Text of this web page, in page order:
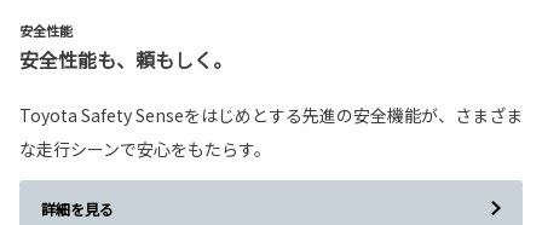
安全性能
安全性能も、頼もしく。
Toyota Safety Senseをはじめとする先進の安全機能が、さまざま
な走行シーンで安心をもたらす。
詳細を見る